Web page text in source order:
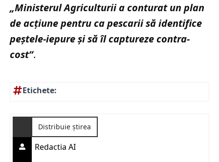
„Ministerul Agriculturii a conturat un plan
de acţiune pentru ca pescarii să identifice
peştele-iepure şi să îl captureze contra-
cost”.
Etichete:
Distribuie știrea
Redactia AI